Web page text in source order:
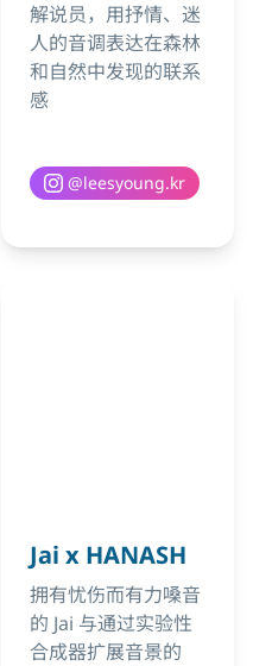
解说员，用抒情、迷
人的音调表达在森林
和自然中发现的联系
感
@leesyoung.kr
Jai x HANASH
拥有忧伤而有力嗓音
的 Jai 与通过实验性
合成器扩展音景的